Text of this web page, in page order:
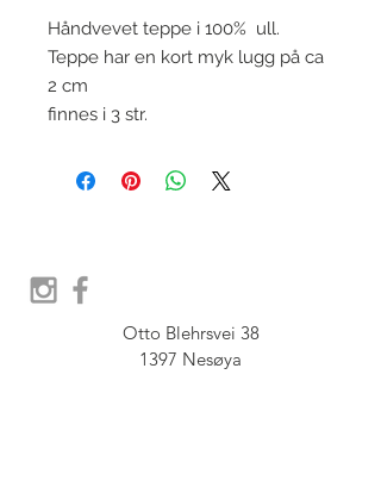
Håndvevet teppe i 100% ull.
Teppe har en kort myk lugg på ca
2 cm
finnes i 3 str.
Otto Blehrsvei 38
1397 Nesøya